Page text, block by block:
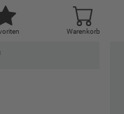
Warenkorb